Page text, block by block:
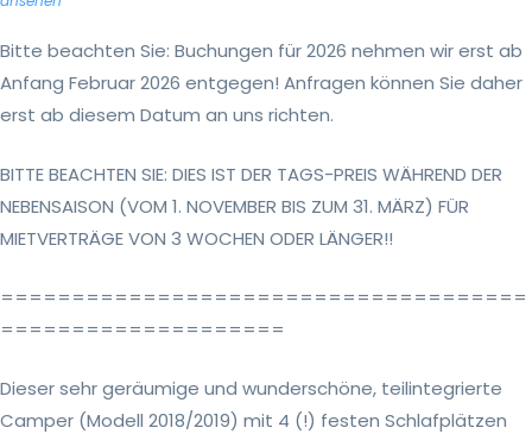
Bitte beachten Sie: Buchungen für 2026 nehmen wir erst ab
Anfang Februar 2026 entgegen! Anfragen können Sie daher
erst ab diesem Datum an uns richten.
BITTE BEACHTEN SIE: DIES IST DER TAGS-PREIS WÄHREND DER
NEBENSAISON (VOM 1. NOVEMBER BIS ZUM 31. MÄRZ) FÜR
MIETVERTRÄGE VON 3 WOCHEN ODER LÄNGER!!
=====================================
====================
Dieser sehr geräumige und wunderschöne, teilintegrierte
Camper (Modell 2018/2019) mit 4 (!) festen Schlafplätzen